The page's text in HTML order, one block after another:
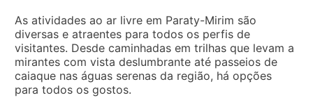
As atividades ao ar livre em Paraty-Mirim são
diversas e atraentes para todos os perfis de
visitantes. Desde caminhadas em trilhas que levam a
mirantes com vista deslumbrante até passeios de
caiaque nas águas serenas da região, há opções
para todos os gostos.